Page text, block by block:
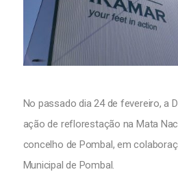
No passado dia 24 de fevereiro, a
ação de reflorestação na Mata
concelho de Pombal, em
Municipal de Pombal.